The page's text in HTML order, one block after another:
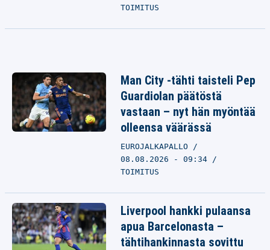
TOIMITUS
Man City -tähti taisteli Pep
Guardiolan päätöstä
vastaan – nyt hän myöntää
olleensa väärässä
EUROJALKAPALLO
08.08.2026 - 09:34
TOIMITUS
Liverpool hankki pulaansa
apua Barcelonasta –
tähtihankinnasta sovittu